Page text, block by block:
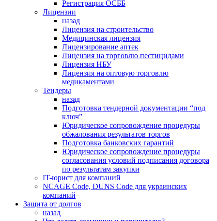
Регистрация ОСББ
Лицензии
назад
Лицензия на строительство
Медицинская лицензия
Лицензирование аптек
Лицензия на торговлю пестицидами
Лицензия НБУ
Лицензия на оптовую торговлю
медикаментами
Тендеры
назад
Подготовка тендерной документации “под
ключ”
Юридическое сопровождение процедуры
обжалования результатов торгов
Подготовка банковских гарантий
Юридическое сопровождение процедуры
согласования условий подписания договора
по результатам закупки
IT-юрист для компаний
NCAGE Code, DUNS Code для украинских
компаний
Защита от долгов
назад